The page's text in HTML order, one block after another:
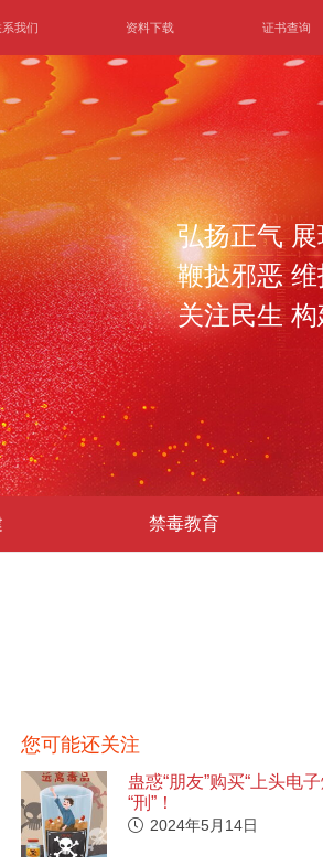
系我们 资料下载 证书查询
弘扬正气
鞭挞邪恶
关注民生
禁毒教育
您可能还关注
蛊惑“朋友”购买“上头电
“刑”！
2024年5月14日